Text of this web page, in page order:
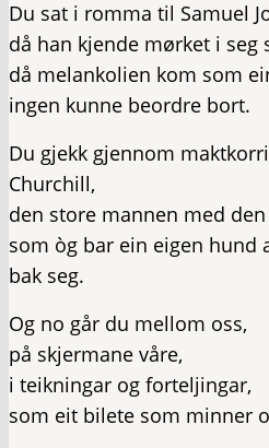
Du sat i romma til Samuel
då han kjende mørket i seg
då melankolien kom som
ingen kunne beordre bort.
Du gjekk gjennom
Churchill,
den store mannen med
som òg bar ein eigen hund
bak seg.
Og no går du mellom oss,
på skjermane våre,
i teikningar og forteljingar,
som eit bilete som minner